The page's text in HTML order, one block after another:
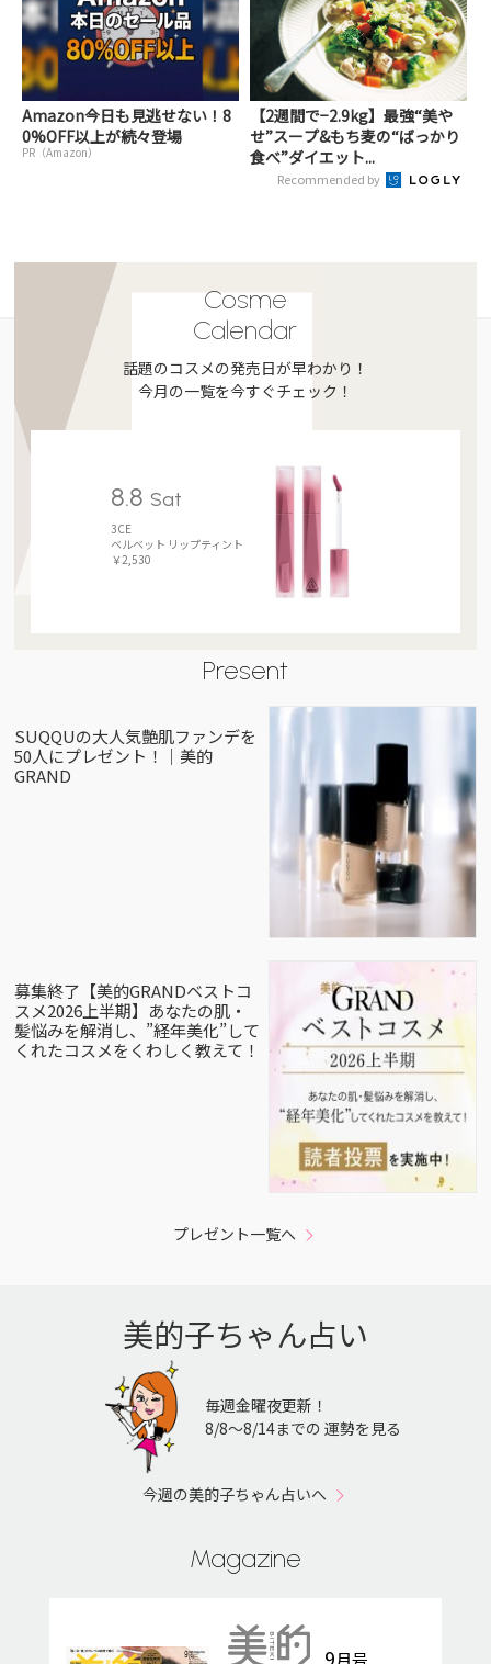
Amazon今日も見逃せない！8
0%OFF以上が続々登場
PR（Amazon）
【2週間で−2.9kg】最強“美や
せ”スープ&もち麦の“ばっかり
食べ”ダイエット...
Recommended by
Cosme
Calendar
話題のコスメの発売日が早わかり！
今月の一覧を今すぐチェック！
8.8 Sat
3CE
ベルベット リップティント
￥2,530
Present
SUQQUの大人気艶肌ファンデを
50人にプレゼント！｜美的
GRAND
募集終了【美的GRANDベストコ
スメ2026上半期】あなたの肌・
髪悩みを解消し、”経年美化”して
くれたコスメをくわしく教えて！
プレゼント一覧へ
美的子ちゃん占い
毎週金曜夜更新！
8/8〜8/14までの 運勢を見る
今週の美的子ちゃん占いへ
Magazine
9月号